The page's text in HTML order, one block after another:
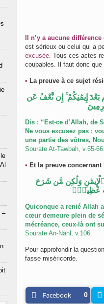
Il n’y a aucune
est sérieux ou celui qui a
excusée. Tous ces actes
coupables. Il faut donc
•
إِيمَٰنِكُمْۚ إِن نَّعْفُ عَن
Dis : “Est-ce d’Allah, de
Ne vous excusez pas :
une partie des vôtres,
Sourate At-Tawbah, v.65-
•
وَلَٰكِن مَّن شَرَحَ
عَظِيمٌۭ
Quiconque a renié Allah
cœur demeure plein de
mécréance, ceux-là ont
Sourate An-Nahl, v.106.
Pour approfondir la
fasse miséricorde.
Facebook 0
–